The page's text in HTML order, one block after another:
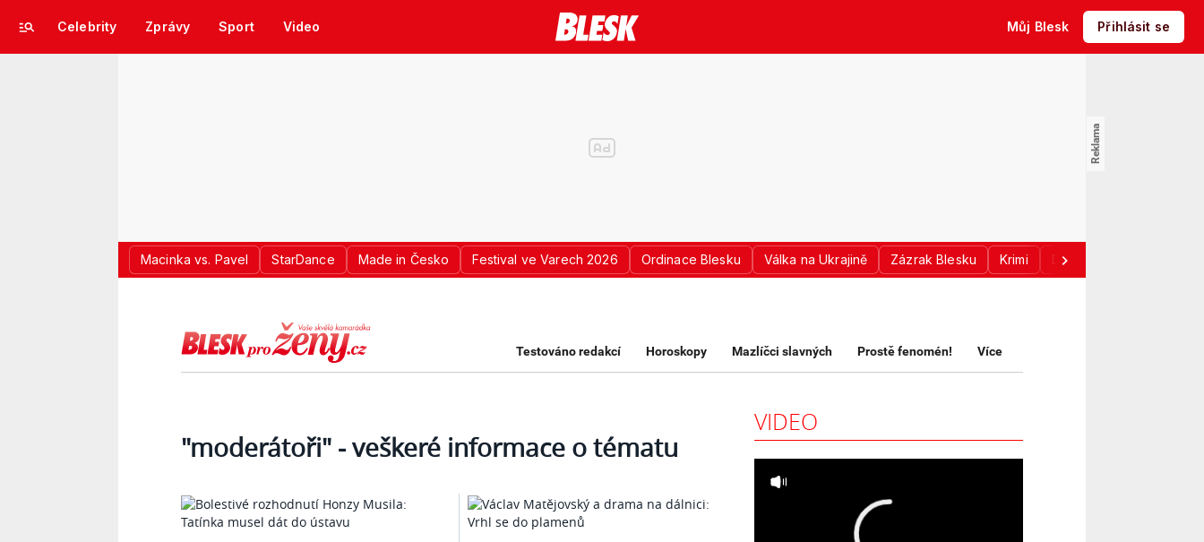
Celebrity Zprávy Sport Video Můj Blesk Přihlásit se
Macinka vs. Pavel StarDance Made in Česko Festival ve Varech 2026 Ordinace Blesku Válka na Ukrajině Zázrak Blesku Krimi Donald Trump
LOGO BLESK PRO ŽENY
Testováno redakcí Horoskopy Mazlíčci slavných Prostě fenomén! Více
"moderátoři" - veškeré informace o tématu
VIDEO